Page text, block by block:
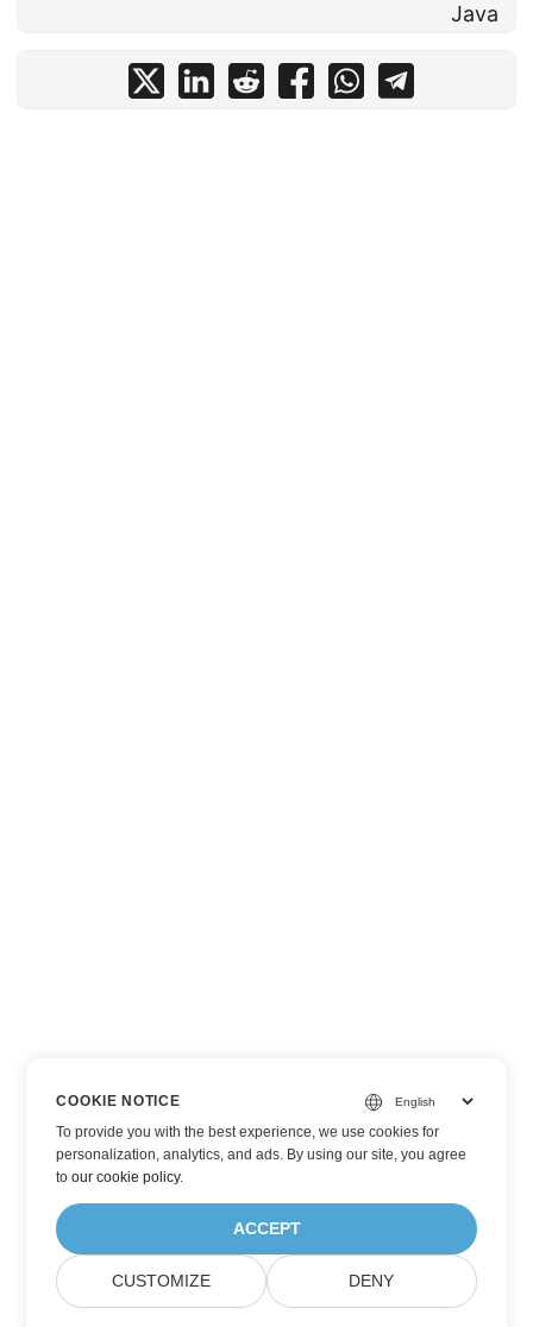
Java
COOKIE NOTICE
To provide you with the best experience, we use cookies for
personalization, analytics, and ads. By using our site, you agree
toour cookie policy.
ACCEPT
CUSTOMIZE DENY